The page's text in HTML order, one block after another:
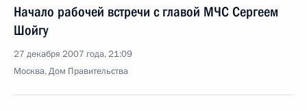
Начало рабочей встречи с главой МЧС Сергеем
Шойгу
27 декабря 2007 года, 21:09
Москва, Дом Правительства